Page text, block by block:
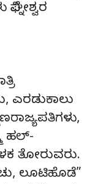
ಎರಡುಕಾಲು
ಹಲ್-
ತೋರುವರು.
ಲೂಟಿಹೊಡೆ”